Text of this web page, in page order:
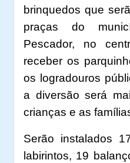
brinquedos que
praças do
Pescador, no
receber os
os logradouros
a diversão será
crianças e as
Serão instalados
labirintos, 19